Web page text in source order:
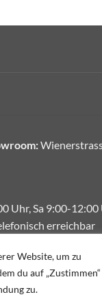
Website, um zu
du auf „Zustimmen“
zu.
Uhr, Sa 9:00-
erreichbar